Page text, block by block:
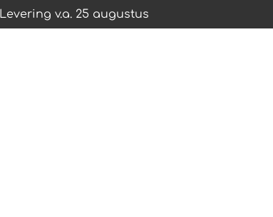
Levering v.a. 25 augustus